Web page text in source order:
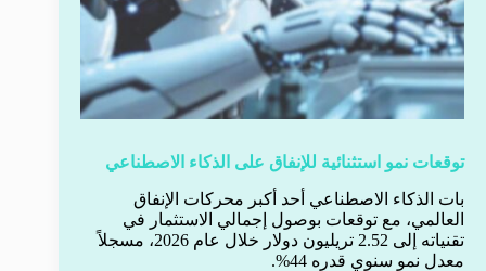
توقعات نمو استثنائية للإنفاق على الذكاء الاصطناعي
بات الذكاء الاصطناعي أحد أكبر محركات الإنفاق
العالمي، مع توقعات بوصول إجمالي الاستثمار في
تقنياته إلى 2.52 تريليون دولار خلال عام 2026، مسجلاً
معدل نمو سنوي قدره 44%.